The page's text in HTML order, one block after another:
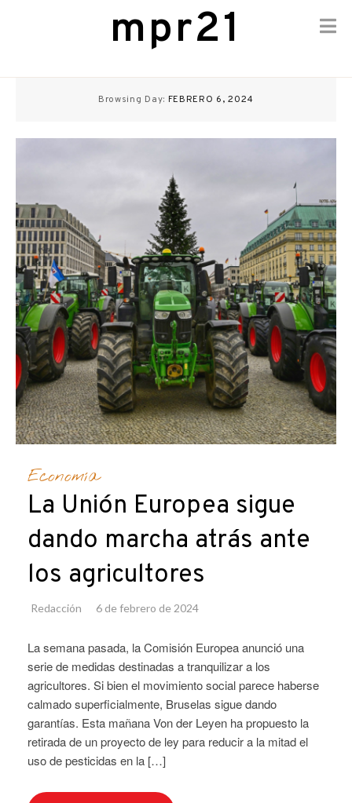
mpr21
Browsing Day: FEBRERO 6, 2024
Economía
La Unión Europea sigue
dando marcha atrás ante
los agricultores
Redacción 6 de febrero de 2024
La semana pasada, la Comisión Europea anunció una
serie de medidas destinadas a tranquilizar a los
agricultores. Si bien el movimiento social parece haberse
calmado superficialmente, Bruselas sigue dando
garantías. Esta mañana Von der Leyen ha propuesto la
retirada de un proyecto de ley para reducir a la mitad el
uso de pesticidas en la […]